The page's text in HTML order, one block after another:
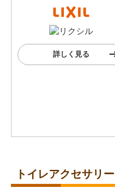
詳しく見る
トイレアクセサリー